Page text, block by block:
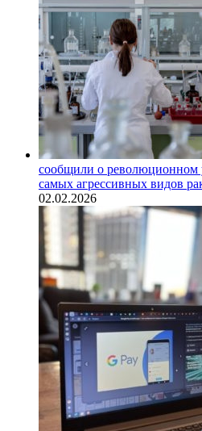
сообщили о революционном
самых агрессивных видов
02.02.2026